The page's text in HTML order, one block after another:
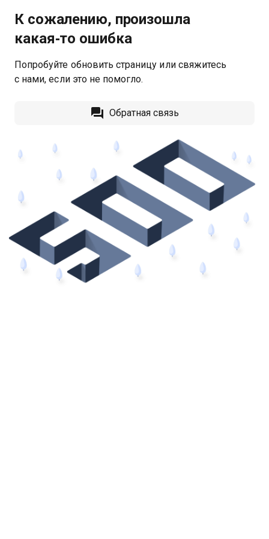
К сожалению, произошла
какая‑то ошибка
Попробуйте обновить страницу или свяжитесь
с нами, если это не помогло.
Обратная связь